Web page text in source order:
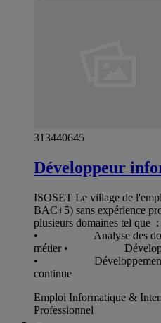
313440645
Développeur
ISOSET Le village de
BAC+5) sans expérience
plusieurs domaines tel
• Analyse des
métier •
• Développement
continue
Emploi Informatique &
Professionnel